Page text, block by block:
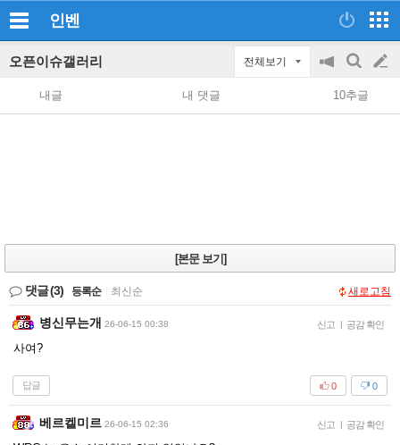
인벤
오픈이슈갤러리 전체보기
공
지
on/off
검
색
글
쓰
내글 내 댓글 10추글
[본문 보기]
댓글(3) 등록순 최신순 새로고침
병신무는개 26-06-15 00:38 신고 | 공감 확인
사여?
답글 0
0
베르켈미르 26-06-15 02:36 신고 | 공감 확인